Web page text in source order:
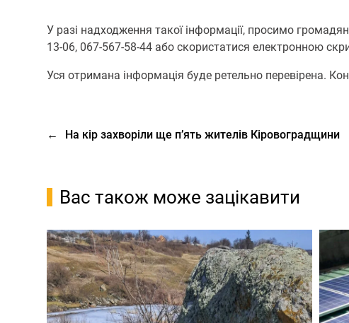
У разі надходження такої інформації, просимо
13-06, 067-567-58-44 або скористатися електронною
Уся отримана інформація буде ретельно перевірена.
← На кір захворіли ще п’ять жителів Кіровоградщини
Вас також може зацікавити